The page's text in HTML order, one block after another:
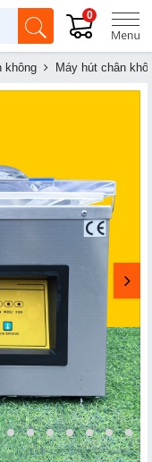
0
không Máy hút chân